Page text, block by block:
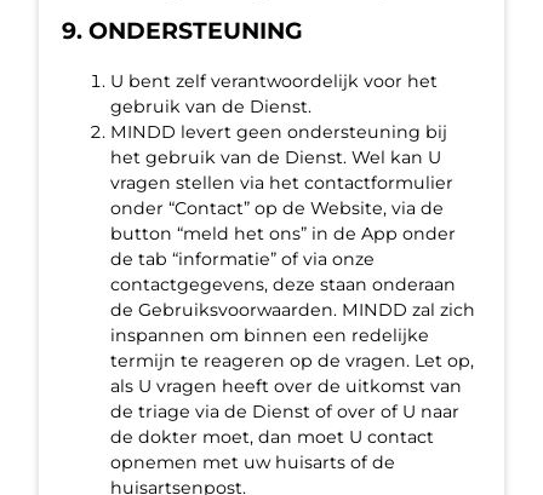
9. ONDERSTEUNING
U bent zelf verantwoordelijk voor het
gebruik van de Dienst.
MINDD levert geen ondersteuning bij
het gebruik van de Dienst. Wel kan U
vragen stellen via het contactformulier
onder “Contact” op de Website, via de
button “meld het ons” in de App onder
de tab “informatie” of via onze
contactgegevens, deze staan onderaan
de Gebruiksvoorwaarden. MINDD zal zich
inspannen om binnen een redelijke
termijn te reageren op de vragen. Let op,
als U vragen heeft over de uitkomst van
de triage via de Dienst of over of U naar
de dokter moet, dan moet U contact
opnemen met uw huisarts of de
huisartsenpost.